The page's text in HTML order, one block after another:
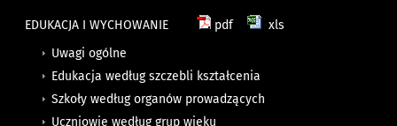
EDUKACJA I WYCHOWANIE pdf
xls
Uwagi ogólne
Edukacja według szczebli kształcenia
Szkoły według organów prowadzących
Uczniowie według grup wieku